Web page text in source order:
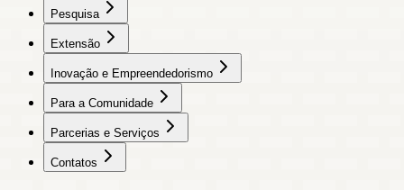
Pesquisa
Extensão
Inovação e Empreendedorismo
Para a Comunidade
Parcerias e Serviços
Contatos